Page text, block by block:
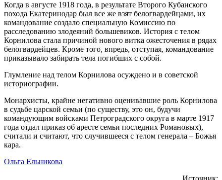
Когда в августе 1918 года, в результате Второго Кубанского
похода Екатеринодар был все же взят белогвардейцами, их
командование создало специальную Комиссию по
расследованию злодеяний большевиков. История с телом
Корнилова стала причиной нового витка ожесточения в рядах
белогвардейцев. Кроме того, впредь, отступая, командование
приказывало забирать тела погибших с собой.
Глумление над телом Корнилова осуждено и в советской
историографии.
Монархисты, крайне негативно оценивавшие роль Корнилова
в судьбе царской семьи (по существу, это он, будучи
командующим войсками Петроградского округа в марте 1917
года отдал приказ об аресте семьи последних Романовых),
считали и считают, что случившееся с телом генерала – Божья
кара.
Ольга Ельникова